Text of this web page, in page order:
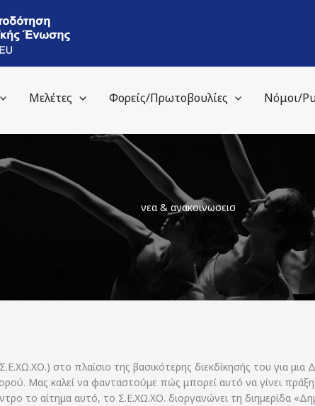
Μελέτες Φορείς/Πρωτοβουλίες Νόμοι/
νεα & ανακοινωσεισ
στο πλαίσιο της βασικότερης διεκδίκησής του για
Μας καλεί να φανταστούμε πώς μπορεί αυτό να γίνει
το αίτημα αυτό, το Σ.Ε.ΧΩ.ΧΟ. διοργανώνει τη διημερίδα